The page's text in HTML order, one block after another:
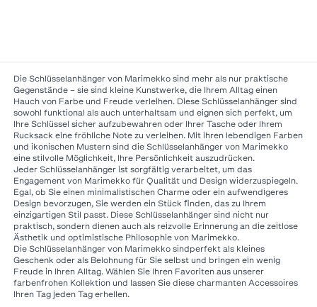
Die Schlüsselanhänger von Marimekko sind mehr als nur praktische
Gegenstände – sie sind kleine Kunstwerke, die Ihrem Alltag einen
Hauch von Farbe und Freude verleihen. Diese Schlüsselanhänger sind
sowohl funktional als auch unterhaltsam und eignen sich perfekt, um
Ihre Schlüssel sicher aufzubewahren oder Ihrer Tasche oder Ihrem
Rucksack eine fröhliche Note zu verleihen. Mit ihren lebendigen Farben
und ikonischen Mustern sind die Schlüsselanhänger von Marimekko
eine stilvolle Möglichkeit, Ihre Persönlichkeit auszudrücken.
Jeder Schlüsselanhänger ist sorgfältig verarbeitet, um das
Engagement von Marimekko für Qualität und Design widerzuspiegeln.
Egal, ob Sie einen minimalistischen Charme oder ein aufwendigeres
Design bevorzugen, Sie werden ein Stück finden, das zu Ihrem
einzigartigen Stil passt. Diese Schlüsselanhänger sind nicht nur
praktisch, sondern dienen auch als reizvolle Erinnerung an die zeitlose
Ästhetik und optimistische Philosophie von Marimekko.
Die Schlüsselanhänger von Marimekko sindperfekt als kleines
Geschenk oder als Belohnung für Sie selbst und bringen ein wenig
Freude in Ihren Alltag. Wählen Sie Ihren Favoriten aus unserer
farbenfrohen Kollektion und lassen Sie diese charmanten Accessoires
Ihren Tag jeden Tag erhellen.